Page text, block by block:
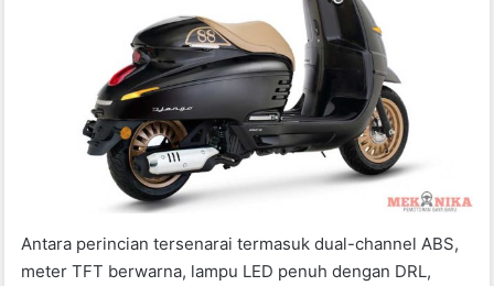
Antara perincian tersenarai termasuk dual-channel ABS,
meter TFT berwarna, lampu LED penuh dengan DRL,